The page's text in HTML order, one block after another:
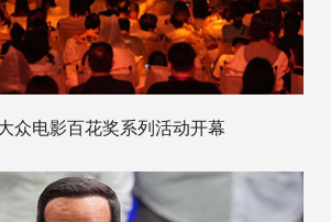
众电影百花奖系列活动开幕